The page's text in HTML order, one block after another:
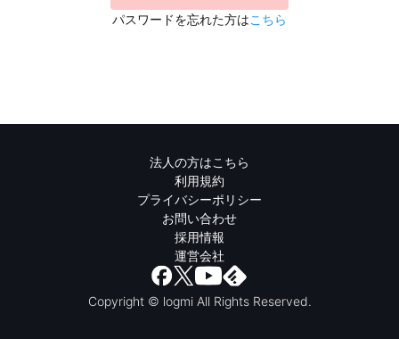
パスワードを忘れた方はこちら
法人の方はこちら
利用規約
プライバシーポリシー
お問い合わせ
採用情報
運営会社
Copyright © logmi All Rights Reserved.